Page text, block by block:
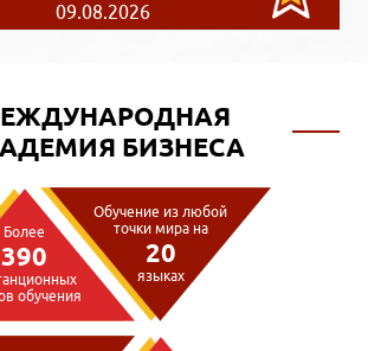
09.08.2026
БИЗНЕСА
Более
390
обучения
Обучение из любой
точки мира на
20
языках